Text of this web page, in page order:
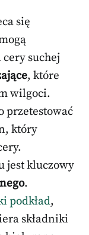
się
cery suchej
, które
wilgoci.
przetestować
który
jest kluczowy
.
podkład,
składniki